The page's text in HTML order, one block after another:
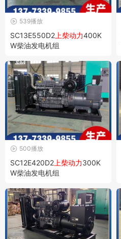
539播放
SC13E550D2 上柴动力400K
W柴油发电机组
500播放
SC12E420D2 上柴动力300K
W柴油发电机组